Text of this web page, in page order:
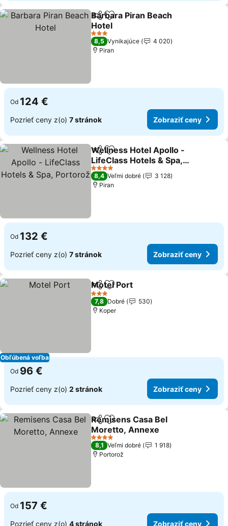
ZdieľaťPridať do obľúbených
Barbara Piran Beach
Hotel
3 Počet hviezdičiek
8,5 Vynikajúce
4 020
Piran
Od 124 €
Pozrieť ceny z(o) 7 stránok Zobraziť ceny
ZdieľaťPridať do obľúbených
Wellness Hotel Apollo -
LifeClass Hotels & Spa,
Portorož
4 Počet hviezdičiek
8,4 Veľmi dobré
3 128
Piran
Od 132 €
Pozrieť ceny z(o) 7 stránok Zobraziť ceny
Obľúbená voľba
ZdieľaťPridať do obľúbených
Motel Port
3 Počet hviezdičiek
7,8 Dobré
530
Koper
Od 96 €
Pozrieť ceny z(o) 2 stránok Zobraziť ceny
ZdieľaťPridať do obľúbených
Remisens Casa Bel
Moretto, Annexe
4 Počet hviezdičiek
8,1 Veľmi dobré
1 918
Portorož
Od 157 €
Pozrieť ceny z(o) 4 stránok Zobraziť ceny